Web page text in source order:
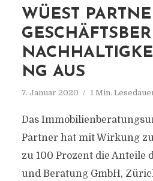
WÜEST
NG AUS
7. Januar 2020 1 Min.
Das
Partner hat mit Wirkung
zu 100 Prozent die Anteile
und Beratung GmbH,